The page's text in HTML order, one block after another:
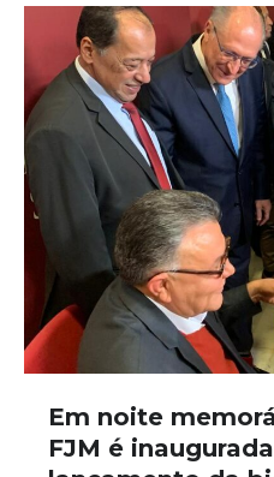
Em noite
FJM é